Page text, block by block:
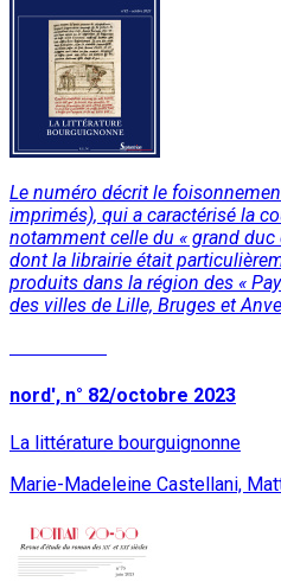
Le numéro décrit le
imprimés), qui a caractérisé la
notamment celle du « grand
dont la librairie était
produits dans la région des «
des villes de Lille, Bruges et
nord', n° 82/octobre 2023
La littérature bourguignonne
Marie-Madeleine Castellani,